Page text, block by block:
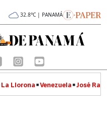
32.8°C | PANAMÁ
La Llorona Venezuela José